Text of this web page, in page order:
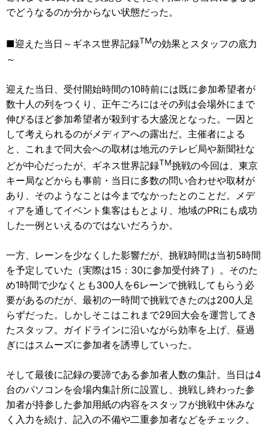
でどうなるのか分からない状態だった。
■迎えた当日～ギネス世界記録TMの効果とスタッフの底力
～
迎えた当日、受付開始時間の10時前には既に参加希望者が
数十人の列をつくり、正午ごろにはその列は会場外にまで
伸びるほど参加希望者が殺到する大盛況となった。一因と
して考えられるのがメディアへの露出だ。主催者による
と、これまで同大会への取材は地元のテレビ局や新聞社な
どが中心だったが、ギネス世界記録TM挑戦の今回は、東京
キー局などからも事前・当日に多数の問い合わせや取材が
あり、そのようなことは今までなかったとのことだ。メデ
ィアを通してイベント集客はもとより、地域のPRにも成功
した一例といえるのではないだろうか。
一方、レーンを少なくした影響だが、挑戦時間は当初5時間
を予定していた（実際は15：30に参加受付終了）。そのた
め1時間で少なくとも300人を6レーンで挑戦してもらう必
要があるのだが、最初の一時間で挑戦できたのは200人足
らずだった。しかしそこはこれまで29回大会を運営してき
たスタッフ。ガイドラインに沿いながら効率を上げ、昼過
ぎにはスムーズに参加者を誘導していった。
そして最後に記録の要諦である参加者人数の集計。当日は4
台のパソコンを会場内集計所に設置し、挑戦し終わった参
加者が持参した参加用紙の内容をスタッフが挑戦中休みな
く入力を続け、記入の不備や二重参加者などをチェック。